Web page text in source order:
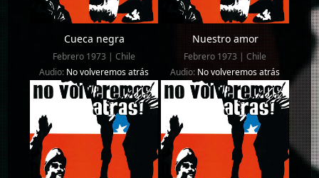
Cueca negra
Febrero 1973 | Chile
Audio: No volveremos atrás
Nuestro amor
Febrero 1973 | Chile
Audio: No volveremos atrás